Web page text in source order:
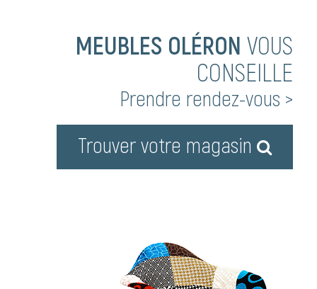
MEUBLES OLÉRON VOUS
CONSEILLE
Prendre rendez-vous >
Trouver votre magasin